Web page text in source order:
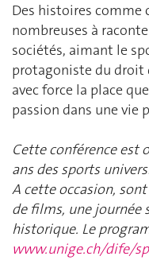
Des histoires comme
nombreuses à
sociétés, aimant le
protagoniste du droit
avec force la place
passion dans une vie
Cette conférence est
ans des sports
A cette occasion,
de films, une journée
historique. Le
www.unige.ch/dife/